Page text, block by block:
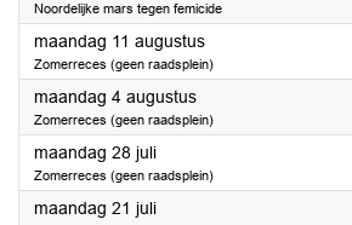
Noordelijke mars tegen femicide
maandag 11 augustus2025
Zomerreces (geen raadsplein)
maandag 4 augustus2025
Zomerreces (geen raadsplein)
maandag 28 juli2025
Zomerreces (geen raadsplein)
maandag 21 juli2025